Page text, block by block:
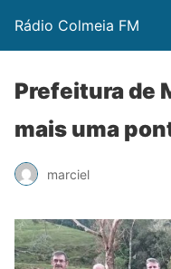
Rádio Colmeia FM
Prefeitura de
mais uma
marciel